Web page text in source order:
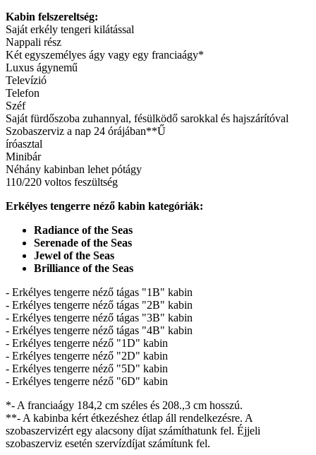
Kabin felszereltség:
Saját erkély tengeri kilátással
Nappali rész
Két egyszemélyes ágy vagy egy franciaágy*
Luxus ágynemű
Televízió
Telefon
Széf
Saját fürdőszoba zuhannyal, fésülködő sarokkal és hajszárítóval
Szobaszerviz a nap 24 órájában**Ű
íróasztal
Minibár
Néhány kabinban lehet pótágy
110/220 voltos feszültség
Erkélyes tengerre néző kabin kategóriák:
Radiance of the Seas
Serenade of the Seas
Jewel of the Seas
Brilliance of the Seas
- Erkélyes tengerre néző tágas "1B" kabin
- Erkélyes tengerre néző tágas "2B" kabin
- Erkélyes tengerre néző tágas "3B" kabin
- Erkélyes tengerre néző tágas "4B" kabin
- Erkélyes tengerre néző "1D" kabin
- Erkélyes tengerre néző "2D" kabin
- Erkélyes tengerre néző "5D" kabin
- Erkélyes tengerre néző "6D" kabin
*- A franciaágy 184,2 cm széles és 208.,3 cm hosszú.
**- A kabinba kért étkezéshez étlap áll rendelkezésre. A
szobaszervizért egy alacsony díjat számíthatunk fel. Éjjeli
szobaszerviz esetén szervízdíjat számítunk fel.